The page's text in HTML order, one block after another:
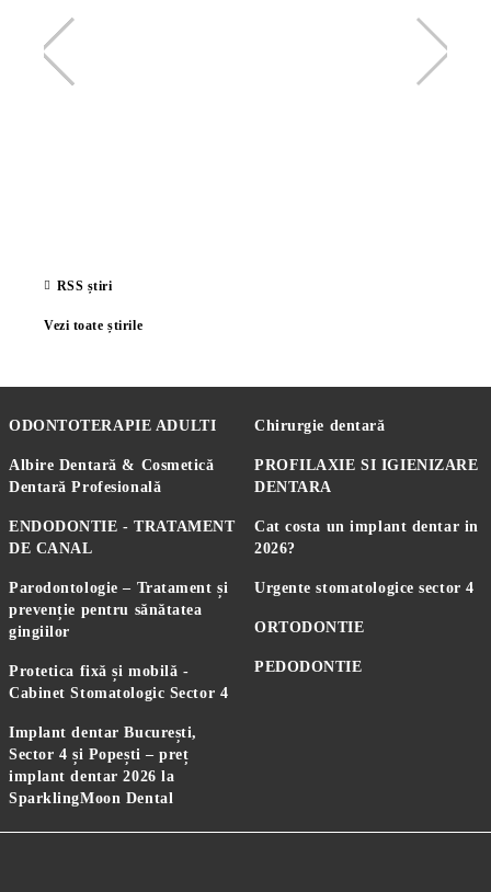
RSS știri
Vezi toate știrile
ODONTOTERAPIE ADULTI
Albire Dentară & Cosmetică
Dentară Profesională
ENDODONTIE - TRATAMENT
DE CANAL
Parodontologie – Tratament și
prevenție pentru sănătatea
gingiilor
Protetica fixă și mobilă -
Cabinet Stomatologic Sector 4
Implant dentar București,
Sector 4 și Popești – preț
implant dentar 2026 la
SparklingMoon Dental
Chirurgie dentară
PROFILAXIE SI IGIENIZARE
DENTARA
Cat costa un implant dentar in
2026?
Urgente stomatologice sector 4
ORTODONTIE
PEDODONTIE